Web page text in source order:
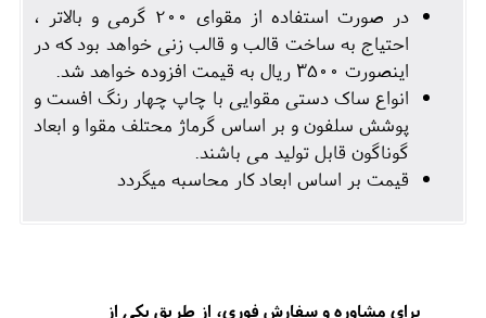
در صورت استفاده از مقوای 200 گرمی و بالاتر ،
احتیاج به ساخت قالب و قالب زنی خواهد بود که در
اینصورت 3500 ریال به قیمت افزوده خواهد شد.
انواع ساک دستی مقوایی با چاپ چهار رنگ افست و
پوشش سلفون و بر اساس گرماژ محتلف مقوا و ابعاد
گوناگون قابل تولید می باشند.
قیمت بر اساس ابعاد کار محاسبه میگردد
برای مشاوره و سفارش فوری، از طریق یکی از